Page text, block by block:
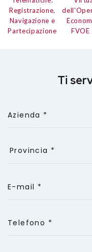
Registrazione,
Navigazione e
Partecipazione
FVOE
Ti
Azienda *
E-mail *
Telefono *